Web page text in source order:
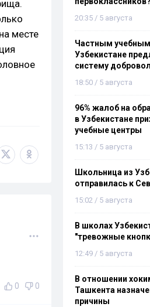
месте
0 0
20:35 / 5 августа
Частным
Узбекистане
систему
18:50 / 5 августа
96% жалоб на
в Узбекистане
учебные центры
15:13 / 5 августа
Школьница из
отправилась к
15:02 / 5 августа
В школах
"тревожные
12:49 / 5 августа
В отношении
Ташкента
причины